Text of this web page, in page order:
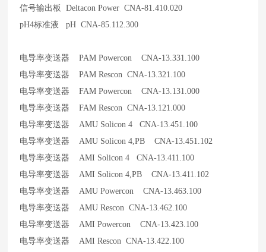
信号输出板 Deltacon Power CNA-81.410.020
pH4标准液 pH CNA-85.112.300
电导率变送器 PAM Powercon CNA-13.331.100
电导率变送器 PAM Rescon CNA-13.321.100
电导率变送器 FAM Powercon CNA-13.131.000
电导率变送器 FAM Rescon CNA-13.121.000
电导率变送器 AMU Solicon 4 CNA-13.451.100
电导率变送器 AMU Solicon 4,PB CNA-13.451.102
电导率变送器 AMI Solicon 4 CNA-13.411.100
电导率变送器 AMI Solicon 4,PB CNA-13.411.102
电导率变送器 AMU Powercon CNA-13.463.100
电导率变送器 AMU Rescon CNA-13.462.100
电导率变送器 AMI Powercon CNA-13.423.100
电导率变送器 AMI Rescon CNA-13.422.100